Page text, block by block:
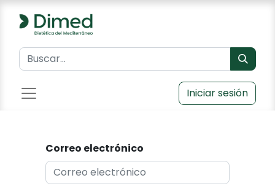
Iniciar sesión
Correo electrónico